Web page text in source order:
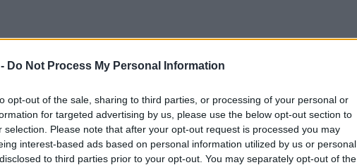
Do Not Process My Personal Information
opt-out of the sale, sharing to third parties, or processing of your personal or
for targeted advertising by us, please use the below opt-out section to
selection. Please note that after your opt-out request is processed you may
interest-based ads based on personal information utilized by us or personal
to third parties prior to your opt-out. You may separately opt-out of the